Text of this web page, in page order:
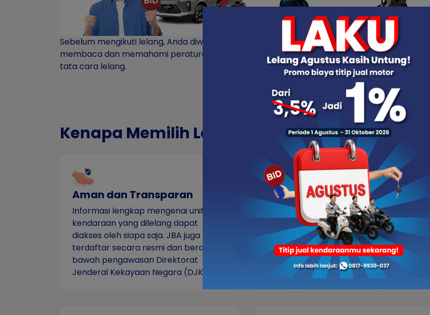
Sebelum mengikuti lelang, Anda diwajibkan
membaca dan memahami peraturan serta
tata cara lelang.
Sebelum melakukan titip jual kendaraan, Anda
diwajibkan membaca dan memahami
peraturan dan prosedur yang berlaku.
Kenapa Memilih Lelang JBA
Aman dan Transparan
Informasi lengkap mengenai unit
kendaraan yang dilelang dapat
diakses oleh siapa saja. JBA juga telah
terdaftar secara resmi dan berada di
bawah pengawasan Direktorat
Jenderal Kekayaan Negara (DJKN).
Jaringan Lelang Luas
Dengan 15 cabang dan 24 hub yang
tersebar di berbagai lokasi strategis di
seluruh Indonesia, JBA memiliki
jaringan lelang yang luas dan mudah
dijangkau.